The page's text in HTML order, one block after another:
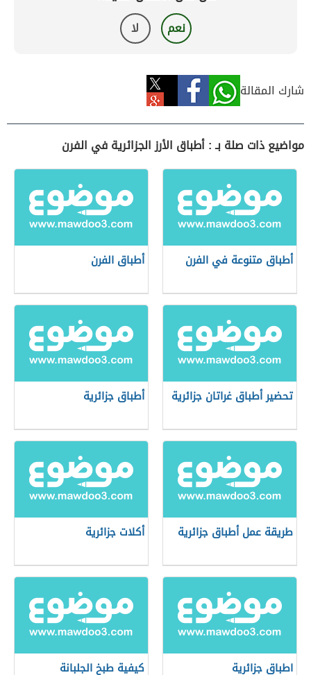
نعم لا
شارك المقالة
مواضيع ذات صلة بـ : أطباق الأرز الجزائرية في الفرن
أطباق متنوعة في الفرن أطباق الفرن
تحضير أطباق غراتان جزائرية أطباق جزائرية
طريقة عمل أطباق جزائرية أكلات جزائرية
اطباق جزائرية كيفية طبخ الجلبانة